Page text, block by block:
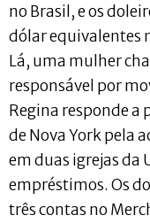
no Brasil, e os
dólar equivalentes
Lá, uma mulher
responsável por
Regina responde a
de Nova York pela
em duas igrejas da
empréstimos. Os
três contas no